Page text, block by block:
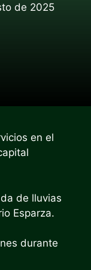
de 2025
en el
de lluvias
Esparza.
durante